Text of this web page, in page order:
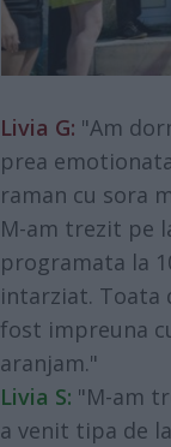
Livia G: "Am
prea
raman cu sora
M-am trezit pe
programata la
intarziat. Toata
fost impreuna
aranjam."
Livia S: "M-am
a venit tipa de